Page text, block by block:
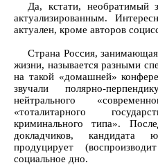
Да, кстати, необратимый
актуализированным.
актуален, кроме авторов
Страна Россия,
жизни, называется разными
на такой «домашней»
звучали полярно-
нейтрального
«тоталитарного
криминального типа».
докладчиков, кандидата
продуцирует
социальное дно.